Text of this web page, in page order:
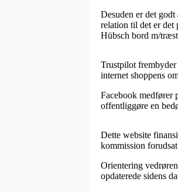
Desuden er det
relation til det er det
Hübsch bord m/
Trustpilot frembyder
internet shoppens
Facebook medfører
offentliggøre en
Dette website
kommission
Orientering
opdaterede sidens